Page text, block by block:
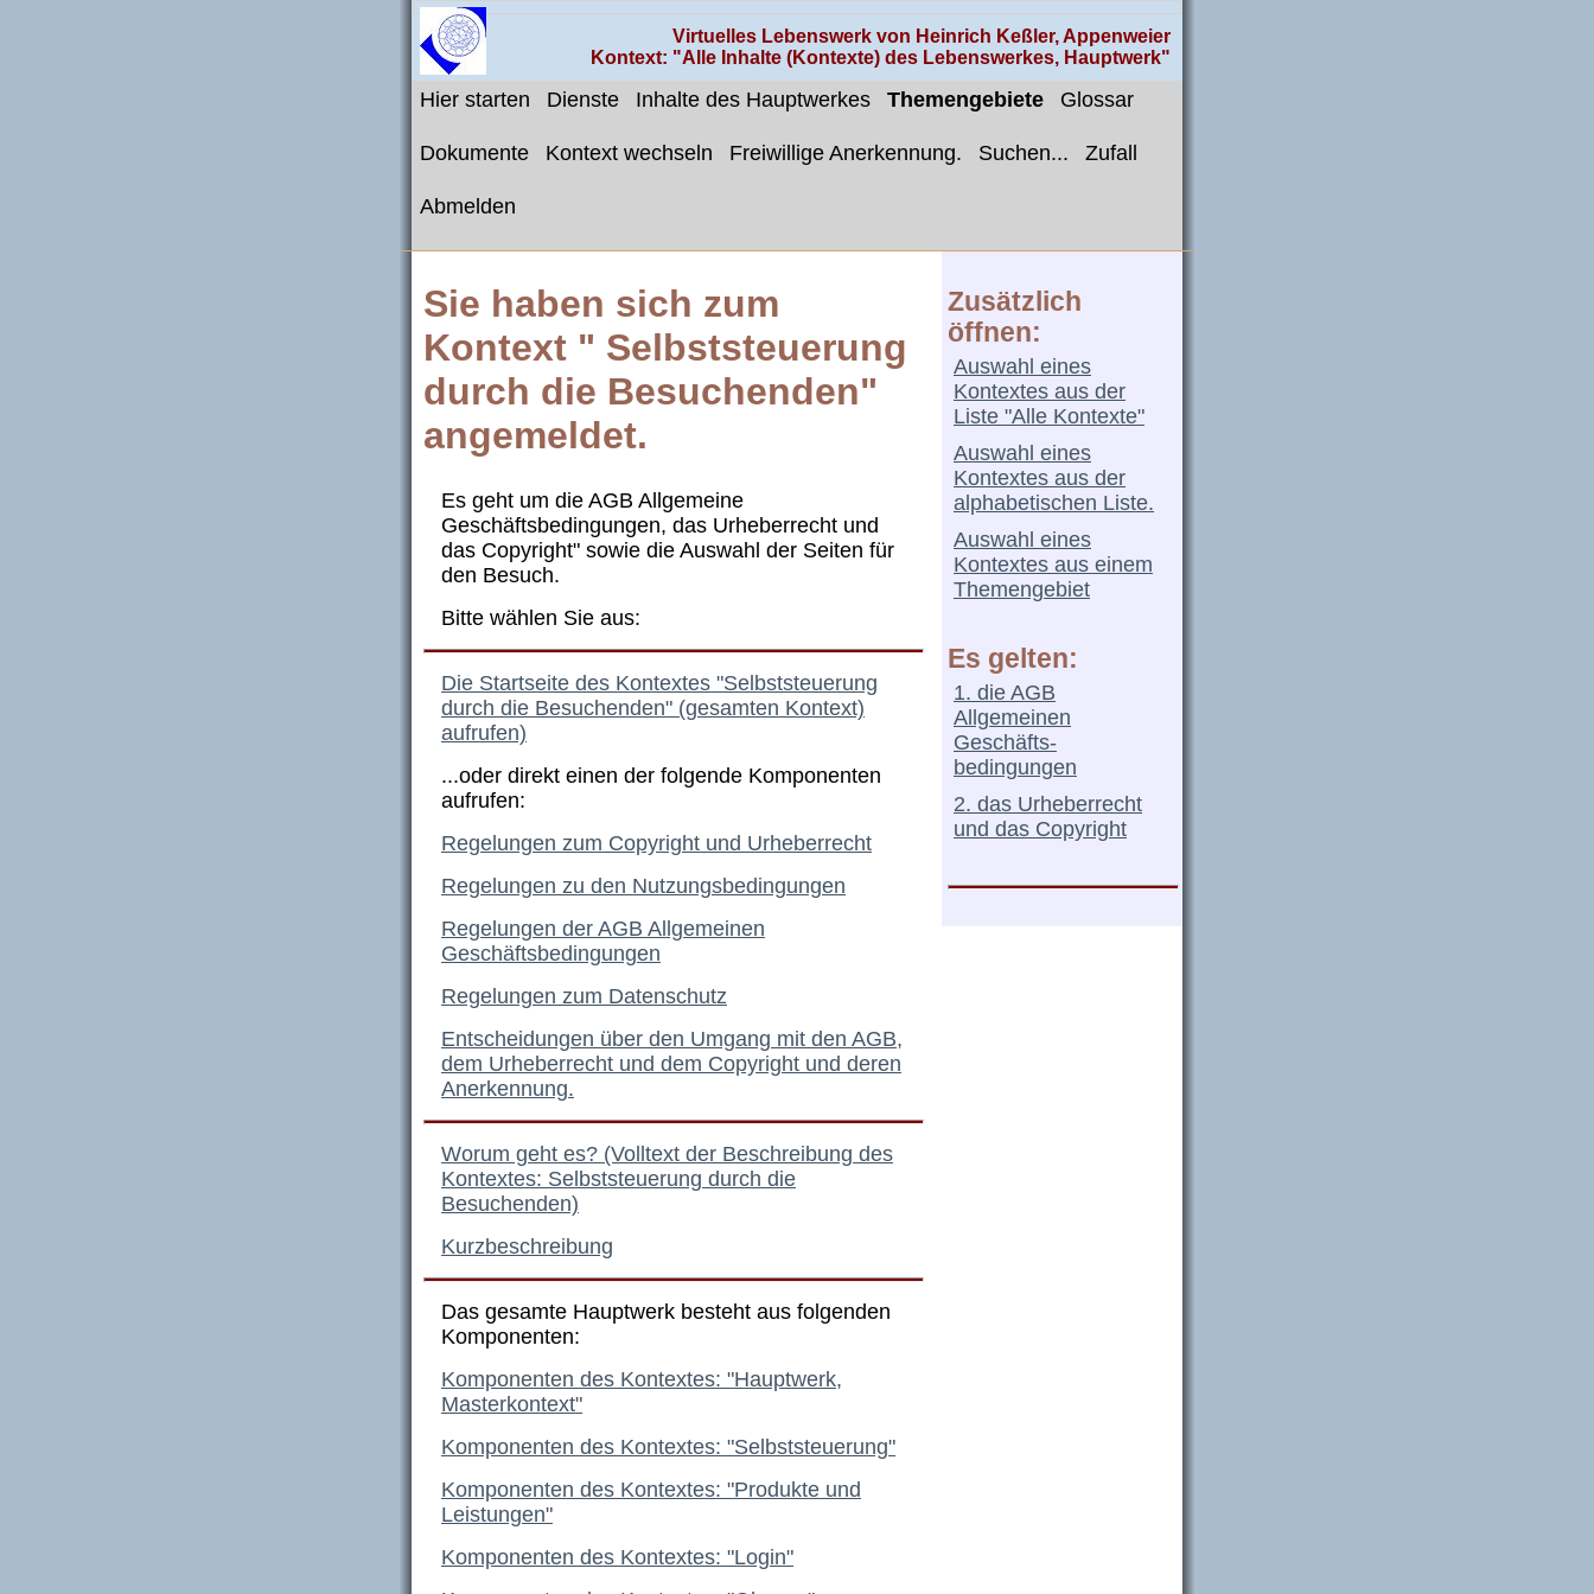
Virtuelles Lebenswerk von Heinrich Keßler, Appenweier
Kontext: "Alle Inhalte (Kontexte) des Lebenswerkes, Hauptwerk"
Hier starten Dienste Inhalte des Hauptwerkes Themengebiete Glossar
Dokumente Kontext wechseln Freiwillige Anerkennung. Suchen... Zufall
Abmelden
Sie haben sich zum
Kontext " Selbststeuerung
durch die Besuchenden"
angemeldet.
Es geht um die AGB Allgemeine
Geschäftsbedingungen, das Urheberrecht und
das Copyright" sowie die Auswahl der Seiten für
den Besuch.
Bitte wählen Sie aus:
Die Startseite des Kontextes "Selbststeuerung
durch die Besuchenden" (gesamten Kontext)
aufrufen)
...oder direkt einen der folgende Komponenten
aufrufen:
Regelungen zum Copyright und Urheberrecht
Regelungen zu den Nutzungsbedingungen
Regelungen der AGB Allgemeinen
Geschäftsbedingungen
Regelungen zum Datenschutz
Entscheidungen über den Umgang mit den AGB,
dem Urheberrecht und dem Copyright und deren
Anerkennung.
Worum geht es? (Volltext der Beschreibung des
Kontextes: Selbststeuerung durch die
Besuchenden)
Kurzbeschreibung
Das gesamte Hauptwerk besteht aus folgenden
Komponenten:
Komponenten des Kontextes: "Hauptwerk,
Masterkontext"
Komponenten des Kontextes: "Selbststeuerung"
Komponenten des Kontextes: "Produkte und
Leistungen"
Komponenten des Kontextes: "Login"
Zusätzlich
öffnen:
Auswahl eines
Kontextes aus der
Liste "Alle Kontexte"
Auswahl eines
Kontextes aus der
alphabetischen Liste.
Auswahl eines
Kontextes aus einem
Themengebiet
Es gelten:
1. die AGB
Allgemeinen
Geschäfts-
bedingungen
2. das Urheberrecht
und das Copyright